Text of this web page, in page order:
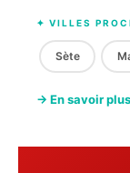
✦ VILLES
Sète
→ En savoir